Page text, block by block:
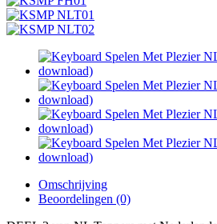
Omschrijving
Beoordelingen (0)